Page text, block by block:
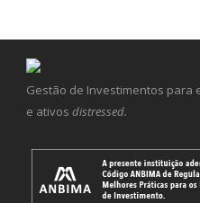
Gestão de Investimentos para
e ativos distressed.